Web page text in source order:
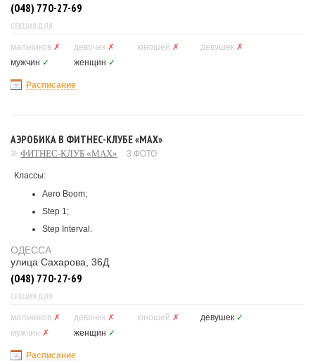
(048) 770-27-69
СЕКЦИЯ ДЛЯ
мальчиков ✗ девочек ✗ юношей ✗ девушек ✗
мужчин ✓ женщин ✓
Расписание
АЭРОБИКА В ФИТНЕС-КЛУБЕ «MAX»
ФИТНЕС-КЛУБ «MAX» 3 ФОТО
Классы:
Aero Boom;
Step 1;
Step Interval.
ОДЕССА
улица Сахарова, 36Д
(048) 770-27-69
СЕКЦИЯ ДЛЯ
мальчиков ✗ девочек ✗ юношей ✗ девушек ✓
мужчин ✗ женщин ✓
Расписание